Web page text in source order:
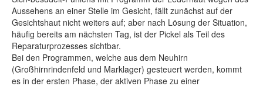
Aussehens an einer Stelle im Gesicht, fällt zunächst auf der
Gesichtshaut nicht weiters auf; aber nach Lösung der Situation,
häufig bereits am nächsten Tag, ist der Pickel als Teil des
Reparaturprozesses sichtbar.
Bei den Programmen, welche aus dem Neuhirn
(Großhirnrindenfeld und Marklager) gesteuert werden, kommt
es in der ersten Phase, der aktiven Phase zu einer